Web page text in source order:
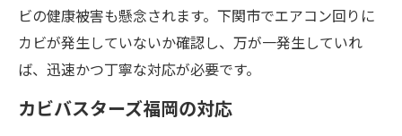
ビの健康被害も懸念されます。下関市でエアコン回りに
カビが発生していないか確認し、万が一発生していれ
ば、迅速かつ丁寧な対応が必要です。
カビバスターズ福岡の対応